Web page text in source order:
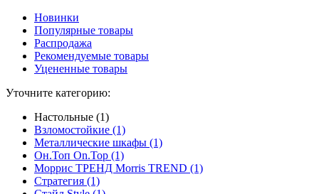
Новинки
Популярные товары
Распродажа
Рекомендуемые товары
Уцененные товары
Уточните категорию:
Настольные (1)
Взломостойкие (1)
Металлические шкафы (1)
Он.Топ On.Top (1)
Моррис ТРЕНД Morris TREND (1)
Стратегия (1)